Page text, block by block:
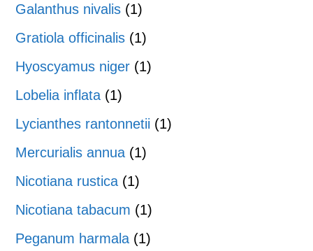
Galanthus nivalis (1)
Gratiola officinalis (1)
Hyoscyamus niger (1)
Lobelia inflata (1)
Lycianthes rantonnetii (1)
Mercurialis annua (1)
Nicotiana rustica (1)
Nicotiana tabacum (1)
Peganum harmala (1)